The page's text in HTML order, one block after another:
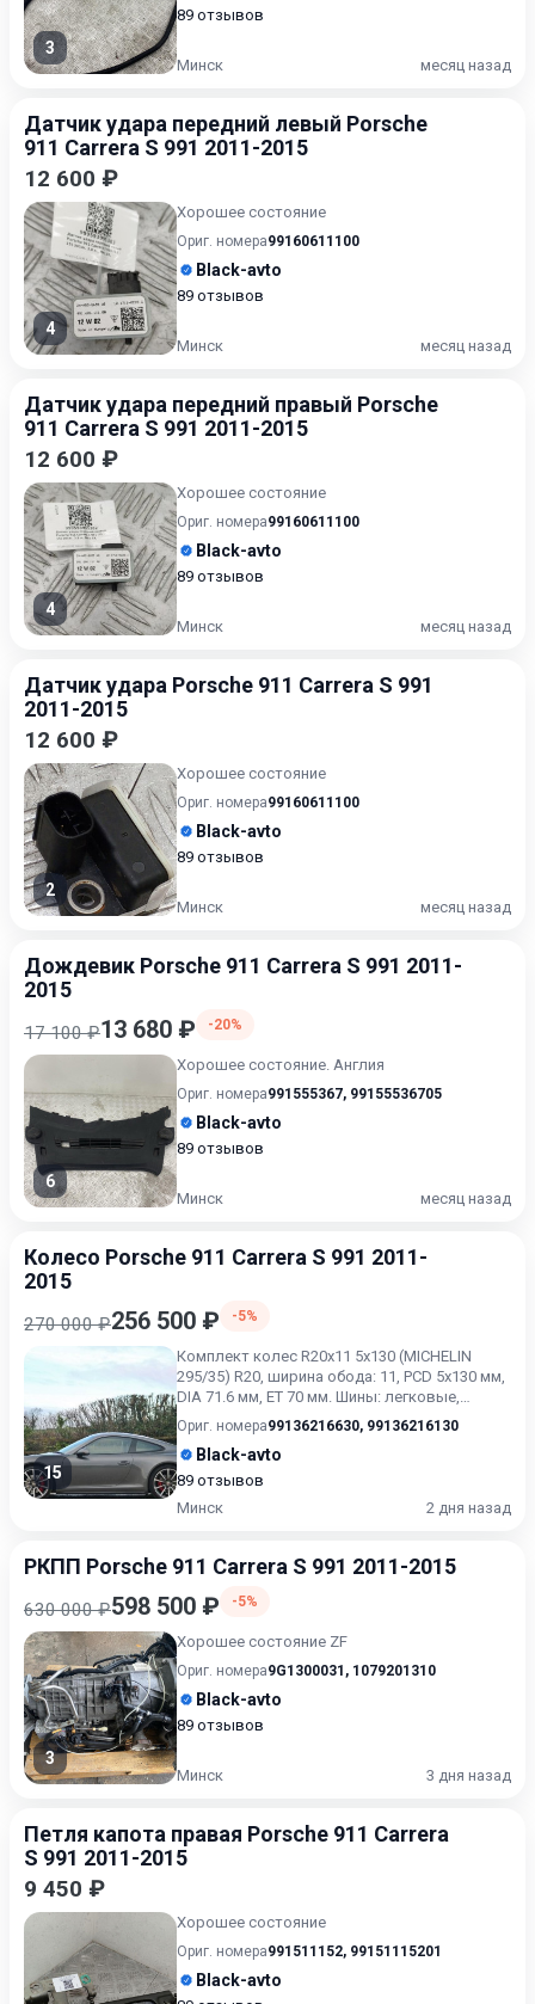
3
89 отзывов
Минск месяц назад
Датчик удара передний левый Porsche
911 Carrera S 991 2011-2015
12 600 ₽
4
Хорошее состояние
Ориг. номера99160611100
Black-avto
89 отзывов
Минск месяц назад
Датчик удара передний правый Porsche
911 Carrera S 991 2011-2015
12 600 ₽
4
Хорошее состояние
Ориг. номера99160611100
Black-avto
89 отзывов
Минск месяц назад
Датчик удара Porsche 911 Carrera S 991
2011-2015
12 600 ₽
2
Хорошее состояние
Ориг. номера99160611100
Black-avto
89 отзывов
Минск месяц назад
Дождевик Porsche 911 Carrera S 991 2011-
2015
17 100 ₽13 680 ₽ -20%
6
Хорошее состояние. Англия
Ориг. номера991555367, 99155536705
Black-avto
89 отзывов
Минск месяц назад
Колесо Porsche 911 Carrera S 991 2011-
2015
270 000 ₽256 500 ₽ -5%
15
Комплект колес R20x11 5x130 (MICHELIN
295/35) R20, ширина обода: 11, PCD 5x130 мм,
DIA 71.6 мм, ET 70 мм. Шины: легковые,
всесезонные, 2025,...
Ориг. номера99136216630, 99136216130
Black-avto
89 отзывов
Минск
2 дня назад
PКПП Porsche 911 Carrera S 991 2011-2015
630 000 ₽598 500 ₽ -5%
3
Хорошее состояние ZF
Ориг. номера9G1300031 , 1079201310
Black-avto
89 отзывов
Минск 3 дня назад
Петля капота правая Porsche 911 Carrera
S 991 2011-2015
9 450 ₽
Хорошее состояние
Ориг. номера991511152, 99151115201
Black-avto